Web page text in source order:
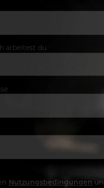
arbeitest du
Nutzungsbedingungen